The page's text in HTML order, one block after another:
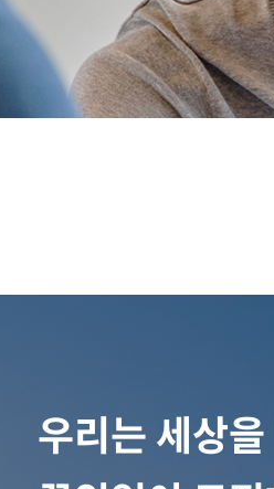
우리는 세상